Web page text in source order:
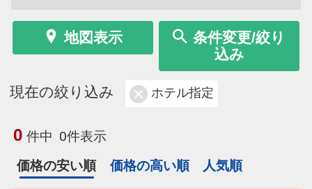
地図表示
条件変更/絞り
込み
現在の絞り込み ホテル指定
0 件中 0件表示
価格の安い順
価格の高い順 人気順